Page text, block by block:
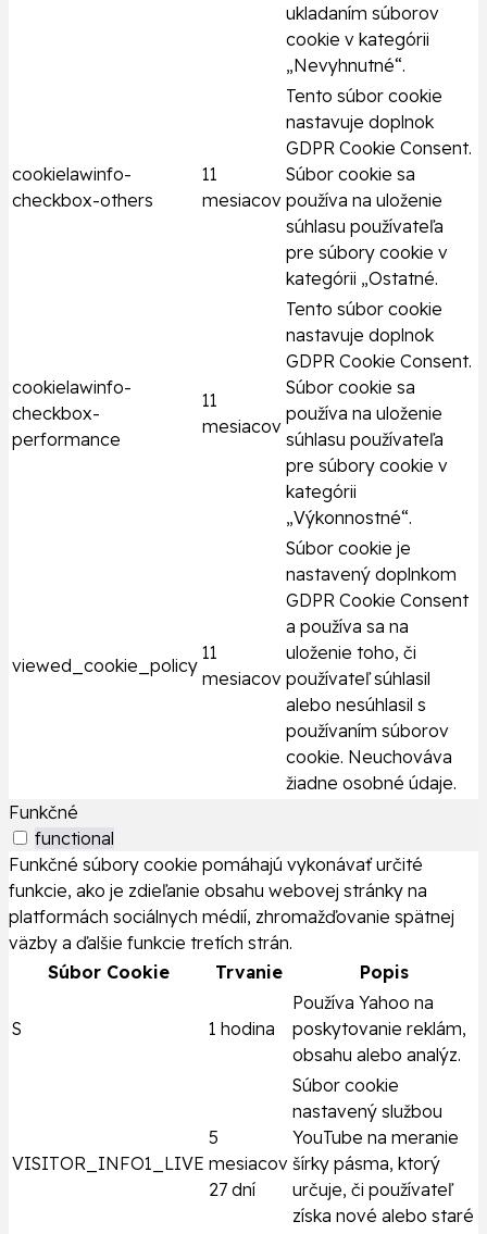
ukladaním súborov
cookie v kategórii
„Nevyhnutné“.
cookielawinfo-
checkbox-others
11
mesiacov
Tento súbor cookie
nastavuje doplnok
GDPR Cookie Consent.
Súbor cookie sa
používa na uloženie
súhlasu používateľa
pre súbory cookie v
kategórii „Ostatné.
cookielawinfo-
checkbox-
performance
11
mesiacov
Tento súbor cookie
nastavuje doplnok
GDPR Cookie Consent.
Súbor cookie sa
používa na uloženie
súhlasu používateľa
pre súbory cookie v
kategórii
„Výkonnostné“.
viewed_cookie_policy
11
mesiacov
Súbor cookie je
nastavený doplnkom
GDPR Cookie Consent
a používa sa na
uloženie toho, či
používateľ súhlasil
alebo nesúhlasil s
používaním súborov
cookie. Neuchováva
žiadne osobné údaje.
Funkčné
functional
Funkčné súbory cookie pomáhajú vykonávať určité
funkcie, ako je zdieľanie obsahu webovej stránky na
platformách sociálnych médií, zhromažďovanie spätnej
väzby a ďalšie funkcie tretích strán.
Súbor Cookie
Trvanie Popis
S 1 hodina
Používa Yahoo na
poskytovanie reklám,
obsahu alebo analýz.
VISITOR_INFO1_LIVE
5
mesiacov
27 dní
Súbor cookie
nastavený službou
YouTube na meranie
šírky pásma, ktorý
určuje, či používateľ
získa nové alebo staré